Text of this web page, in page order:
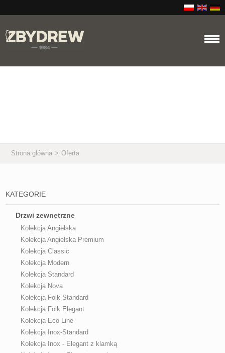
Strona główna > Oferta
KATEGORIE
Drzwi zewnętrzne
Kolekcja Angielska
Kolekcja Angielska Premium
Kolekcja Classic
Kolekcja Modern
Kolekcja Standard
Kolekcja Nova
Kolekcja Folk Standard
Kolekcja Folk Elegant
Kolekcja Eco Line
Kolekcja Inox-Standard
Kolekcja Inox - Elegant z klamką